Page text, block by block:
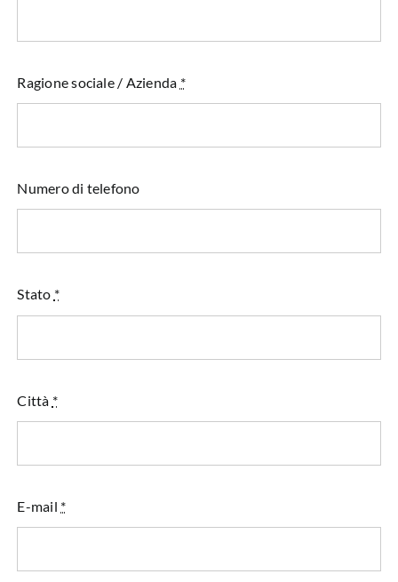
Ragione sociale / Azienda *
Numero di telefono
Stato *
Città *
E-mail *